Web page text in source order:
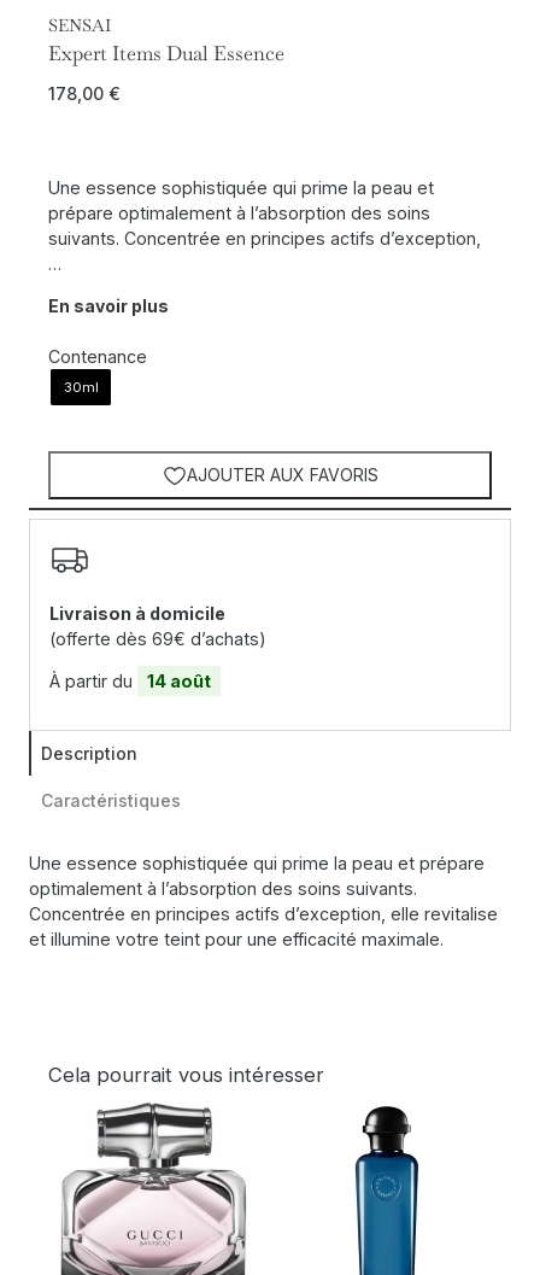
SENSAI
Expert Items Dual Essence
178,00 €
Une essence sophistiquée qui prime la peau et
prépare optimalement à l’absorption des soins
suivants. Concentrée en principes actifs d’exception,
…
En savoir plus
Contenance
30ml
AJOUTER AUX FAVORIS
Livraison à domicile
(offerte dès 69€ d’achats)
À partir du 14 août
Description
Caractéristiques
Une essence sophistiquée qui prime la peau et prépare
optimalement à l’absorption des soins suivants.
Concentrée en principes actifs d’exception, elle revitalise
et illumine votre teint pour une efficacité maximale.
Cela pourrait vous intéresser